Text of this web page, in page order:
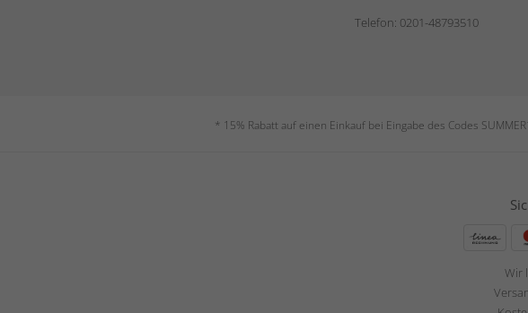
Telefon: 0201-48793510
* 15% Rabatt auf einen Einkauf bei Eingabe des Codes
Wir